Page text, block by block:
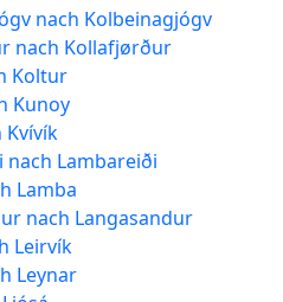
nach Kolbeinagjógv
nach Kollafjørður
Koltur
Kunoy
Kvívík
nach Lambareiði
Lamba
nach Langasandur
Leirvík
Leynar